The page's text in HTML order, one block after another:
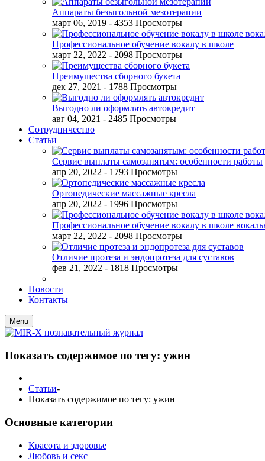
Аппараты безыгольной мезотерапии
март 06, 2019 - 4353 Просмотры
Профессиональное обучение вокалу в школе
март 22, 2022 - 2098 Просмотры
Преимущества сборного букета
дек 27, 2021 - 1788 Просмотры
Выгодно ли оформлять автокредит
авг 04, 2021 - 2485 Просмотры
Сотрудничество
Статьи
Сервис выплаты самозанятым: особенности работы
апр 20, 2022 - 1793 Просмотры
Ортопедические массажные кресла
апр 20, 2022 - 1996 Просмотры
Профессиональное обучение вокалу в школе
март 22, 2022 - 2098 Просмотры
Отличие протеза и эндопротеза для суставов
фев 21, 2022 - 1818 Просмотры
Новости
Контакты
Menu
Показать содержимое по тегу: ужин
Статьи-
Показать содержимое по тегу: ужин
Основные категории
Красота и здоровье
Любовь и секс